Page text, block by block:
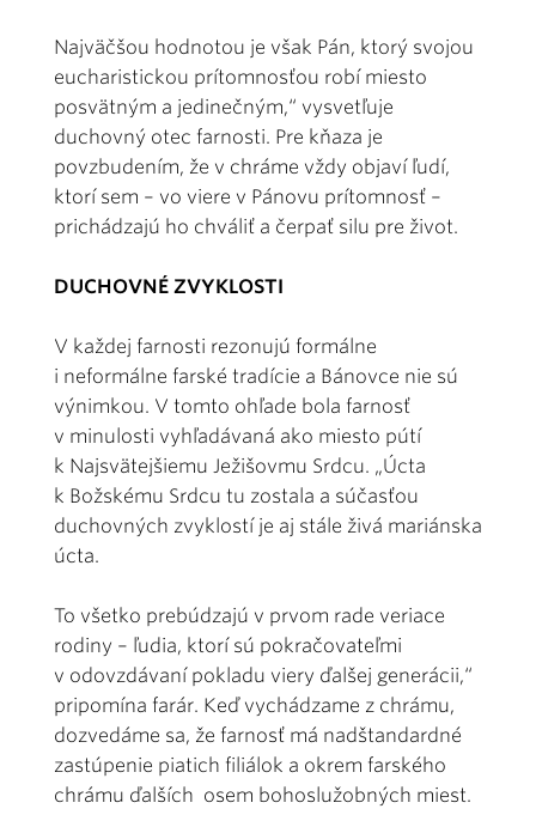
Najväčšou hodnotou je však Pán, ktorý svojou
eucharistickou prítomnosťou robí miesto
posvätným a jedinečným,“ vysvetľuje
duchovný otec farnosti. Pre kňaza je
povzbudením, že v chráme vždy objaví ľudí,
ktorí sem – vo viere v Pánovu prítomnosť –
prichádzajú ho chváliť a čerpať silu pre život.
DUCHOVNÉ ZVYKLOSTI
V každej farnosti rezonujú formálne
i neformálne farské tradície a Bánovce nie sú
výnimkou. V tomto ohľade bola farnosť
v minulosti vyhľadávaná ako miesto pútí
k Najsvätejšiemu Ježišovmu Srdcu. „Úcta
k Božskému Srdcu tu zostala a súčasťou
duchovných zvyklostí je aj stále živá mariánska
úcta.
To všetko prebúdzajú v prvom rade veriace
rodiny – ľudia, ktorí sú pokračovateľmi
v odovzdávaní pokladu viery ďalšej generácii,“
pripomína farár. Keď vychádzame z chrámu,
dozvedáme sa, že farnosť má nadštandardné
zastúpenie piatich filiálok a okrem farského
chrámu ďalších osem bohoslužobných miest.